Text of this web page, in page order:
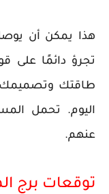
هذا يمكن أن
تجرؤ دائمًا على
طاقتك
اليوم. تحمل
عنهم.
توقعات برج